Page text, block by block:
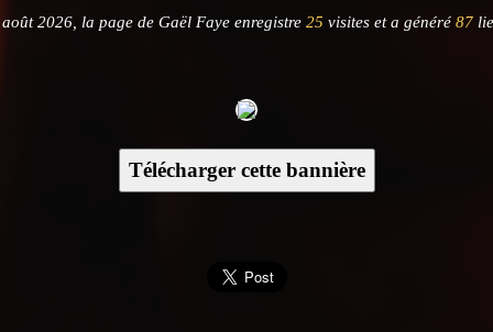
2026, la page de Gaël Faye enregistre 25 visites et a généré 87
Télécharger cette bannière